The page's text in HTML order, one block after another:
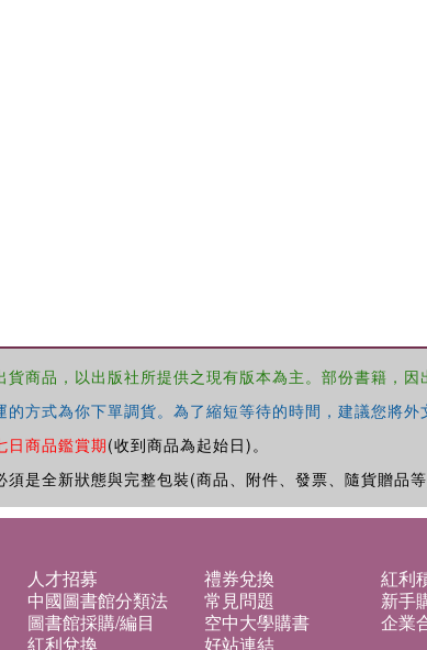
商品，以出版社所提供之現有版本為主。部份書籍，因
方式為你下單調貨。為了縮短等待的時間，建議您將
日商品鑑賞期(收到商品為起始日)。
是全新狀態與完整包裝(商品、附件、發票、隨貨贈品等
人才招募 禮券兌換
紅利
中國圖書館分類法 常見問題
新手
圖書館採購/編目 空中大學購書
企業
紅利兌換 好站連結